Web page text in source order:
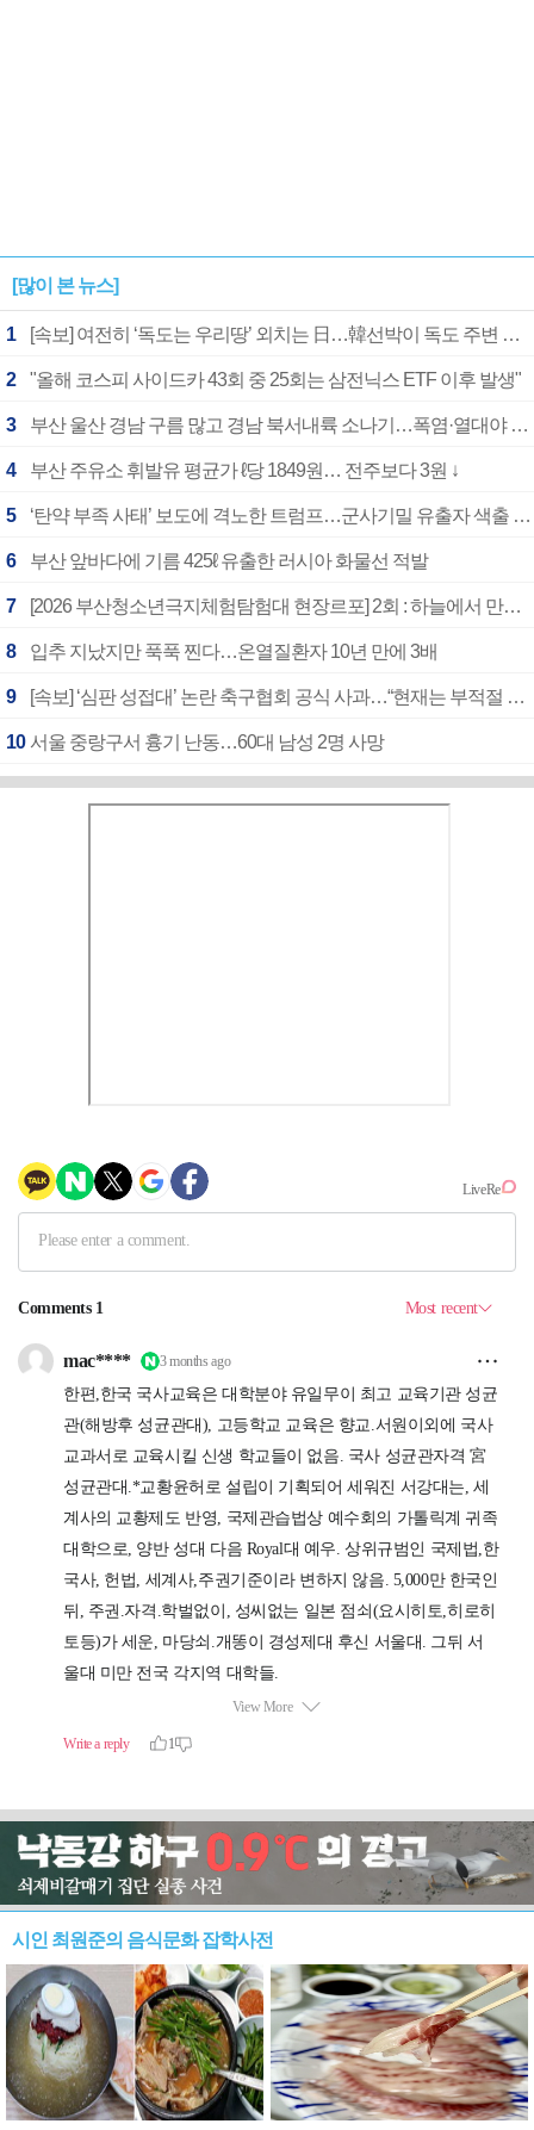
[많이 본 뉴스]
1 [속보] 여전히 ‘독도는 우리땅’ 외치는 日…韓선박이 독도 주변 해양조사 활동하자 반발
2 "올해 코스피 사이드카 43회 중 25회는 삼전닉스 ETF 이후 발생"
3 부산 울산 경남 구름 많고 경남 북서내륙 소나기…폭염·열대야 계속
4 부산 주유소 휘발유 평균가 ℓ당 1849원… 전주보다 3원 ↓
5 ‘탄약 부족 사태’ 보도에 격노한 트럼프…군사기밀 유출자 색출 지시
6 부산 앞바다에 기름 425ℓ 유출한 러시아 화물선 적발
7 [2026 부산청소년극지체험탐험대 현장르포] 2회 : 하늘에서 만난 얼음의 나라
8 입추 지났지만 푹푹 찐다…온열질환자 10년 만에 3배
9 [속보] ‘심판 성접대’ 논란 축구협회 공식 사과…“현재는 부적절 행위 없어”
10 서울 중랑구서 흉기 난동…60대 남성 2명 사망
시인 최원준의 음식문화 잡학사전